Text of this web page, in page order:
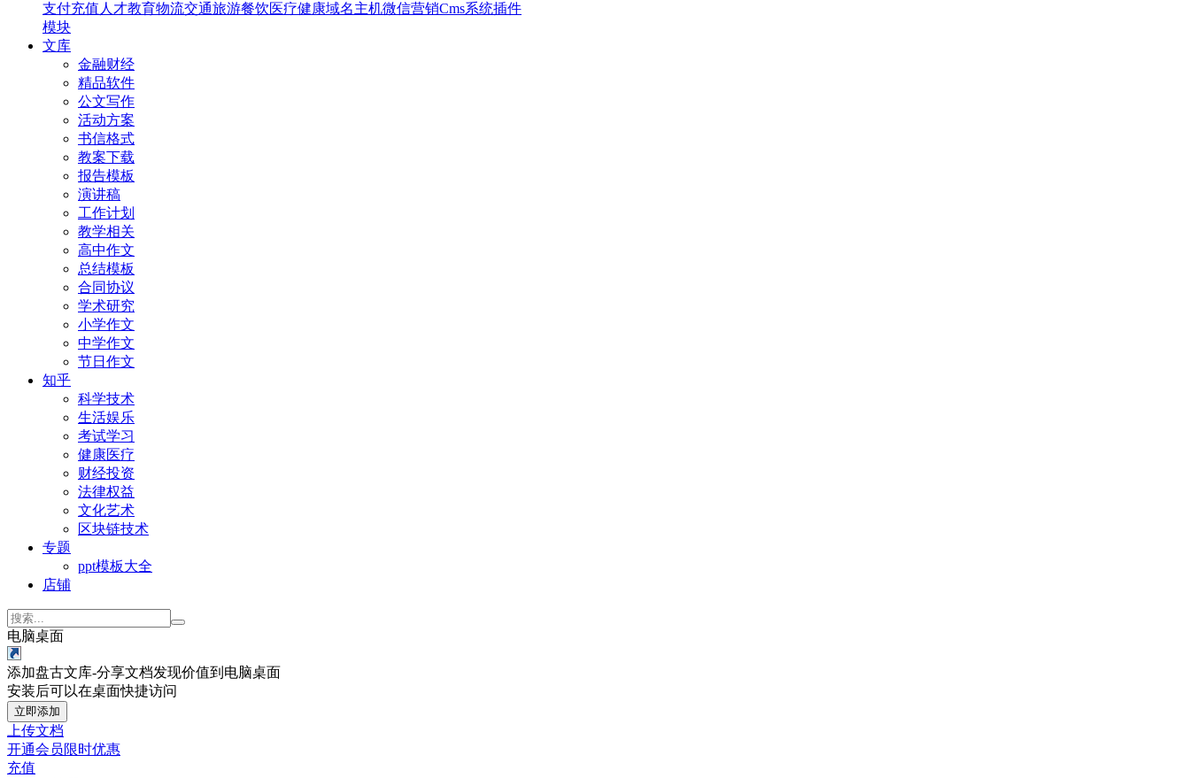
支付充值 人才教育物流交通旅游餐饮医疗健康域名主机微信营销Cms系统插件
模块
文库
金融财经
精品软件
公文写作
活动方案
书信格式
教案下载
报告模板
演讲稿
工作计划
教学相关
高中作文
总结模板
合同协议
学术研究
小学作文
中学作文
节日作文
知乎
科学技术
生活娱乐
考试学习
健康医疗
财经投资
法律权益
文化艺术
区块链技术
专题
ppt模板大全
店铺
电脑桌面
添加盘古文库-分享文档发现价值到电脑桌面
安装后可以在桌面快捷访问
立即添加
上传文档
开通会员限时优惠
充值